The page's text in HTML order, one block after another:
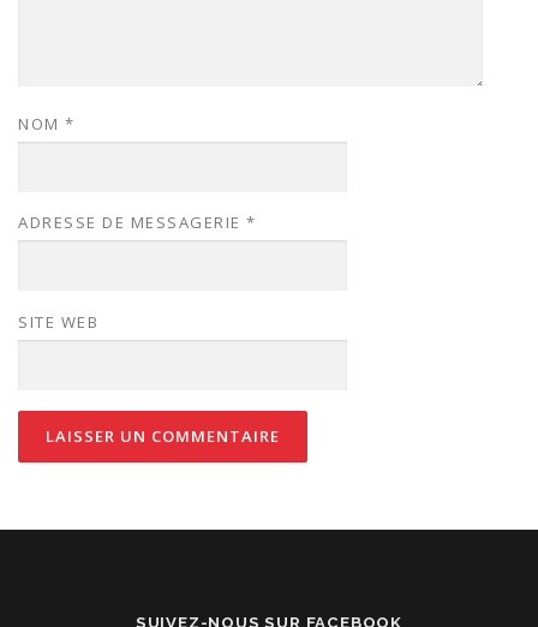
NOM *
ADRESSE DE MESSAGERIE *
SITE WEB
SUIVEZ-NOUS SUR FACEBOOK